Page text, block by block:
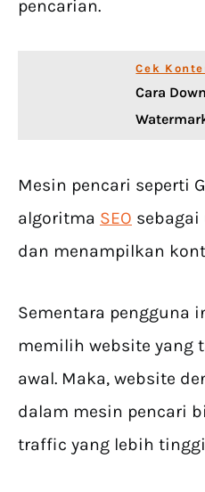
pencarian.
Cek
Cara
Mesin pencari seperti
algoritma SEO
dan menampilkan
Sementara pengguna
memilih website yang
awal. Maka, website
dalam mesin pencari
traffic yang lebih